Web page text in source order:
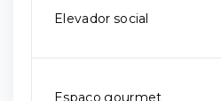
Elevador social
Espaço gourmet